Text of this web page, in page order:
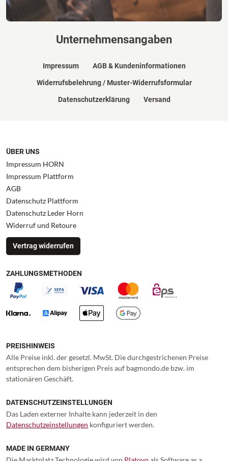
Unternehmensangaben
Impressum AGB & Kundeninformationen
Widerrufsbelehrung / Muster-Widerrufsformular
Datenschutzerklärung Versand
ÜBER UNS
Impressum HORN
Impressum Plattform
AGB
Datenschutz Plattform
Datenschutz Leder Horn
Widerruf und Retoure
Vertrag widerrufen
ZAHLUNGSMETHODEN
PREISHINWEIS
Alle Preise inkl. der gesetzl. MwSt. Die durchgestrichenen Preise
entsprechen dem bisherigen Preis auf bagmondo.de bzw. im
stationären Geschäft.
DATENSCHUTZEINSTELLUNGEN
Das Laden externer Inhalte kann jederzeit in den
Datenschutzeinstellungen konfiguriert werden.
MADE IN GERMANY